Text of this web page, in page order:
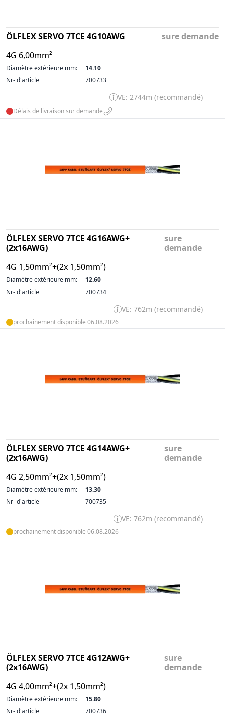
ÖLFLEX SERVO 7TCE 4G10AWG
4G 6,00mm²
sure demande
Diamètre extérieure mm:
14.10
Nr- d'article
700733
VE: 2744m (recommandé)
Délais de livraison sur demande
ÖLFLEX SERVO 7TCE 4G16AWG+
(2x16AWG)
4G 1,50mm²+(2x 1,50mm²)
sure
demande
Diamètre extérieure mm:
12.60
Nr- d'article
700734
VE: 762m (recommandé)
prochainement disponible 06.08.2026
ÖLFLEX SERVO 7TCE 4G14AWG+
(2x16AWG)
4G 2,50mm²+(2x 1,50mm²)
sure
demande
Diamètre extérieure mm:
13.30
Nr- d'article
700735
VE: 762m (recommandé)
prochainement disponible 06.08.2026
ÖLFLEX SERVO 7TCE 4G12AWG+
(2x16AWG)
4G 4,00mm²+(2x 1,50mm²)
sure
demande
Diamètre extérieure mm:
15.80
Nr- d'article
700736